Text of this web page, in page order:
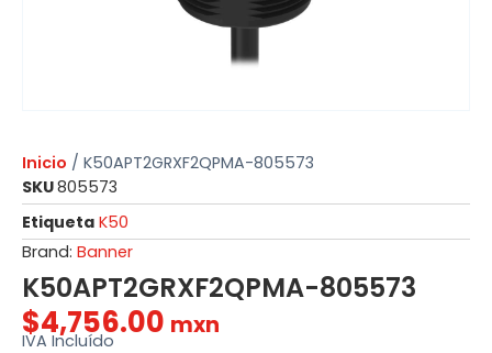
Inicio / K50APT2GRXF2QPMA-805573
SKU805573
Etiqueta K50
Brand: Banner
K50APT2GRXF2QPMA-805573
$4,756.00 mxn
IVA Incluído